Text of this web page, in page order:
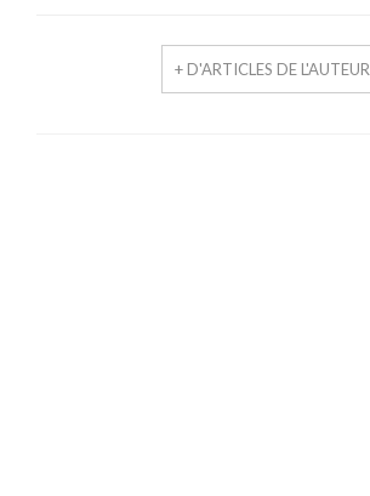
+ D'ARTICLES DE L'AUTEUR